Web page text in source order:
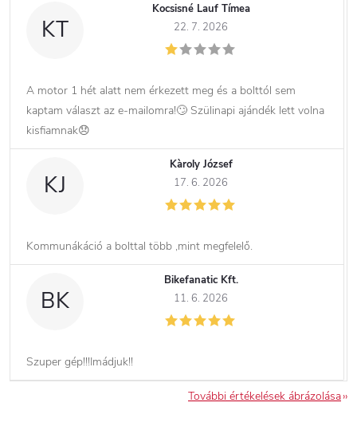
KT
Kocsisné Lauf Tímea
22. 7. 2026
A motor 1 hét alatt nem érkezett meg és a bolttól sem
kaptam választ az e-mailomra!🙄 Szülinapi ajándék lett volna
kisfiamnak😞
KJ
Kàroly József
17. 6. 2026
Kommunákáció a bolttal több ,mint megfelelő.
BK
Bikefanatic Kft.
11. 6. 2026
Szuper gép!!!Imádjuk!!
További értékelések ábrázolása